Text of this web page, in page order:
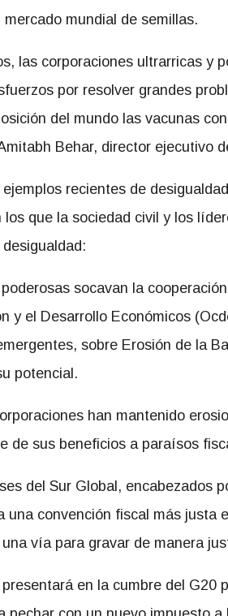
mundial de semillas.
las corporaciones ultrarricas y
por resolver grandes
del mundo las vacunas
Behar, director ejecutivo
recientes de
que la sociedad civil y los
socavan la
y el Desarrollo Económicos
sobre Erosión de la
potencial.
han mantenido
de sus beneficios a paraísos
del Sur Global, encabezados
una convención fiscal más justa
vía para gravar de manera
en la cumbre del